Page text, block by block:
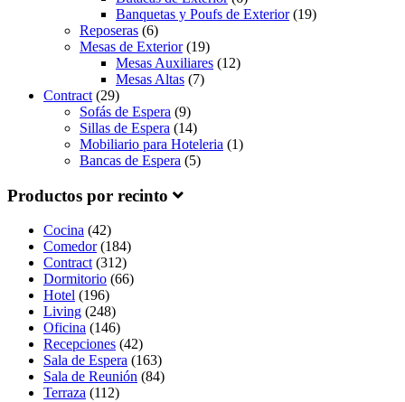
Banquetas y Poufs de Exterior(19)
Reposeras (6)
Mesas de Exterior(19)
Mesas Auxiliares (12)
Mesas Altas (7)
Contract (29)
Sofás de Espera (9)
Sillas de Espera (14)
Mobiliario para Hoteleria (1)
Bancas de Espera (5)
Productos por recinto
Cocina (42)
Comedor(184)
Contract (312)
Dormitorio (66)
Hotel (196)
Living (248)
Oficina (146)
Recepciones (42)
Sala de Espera (163)
Sala de Reunión (84)
Terraza (112)